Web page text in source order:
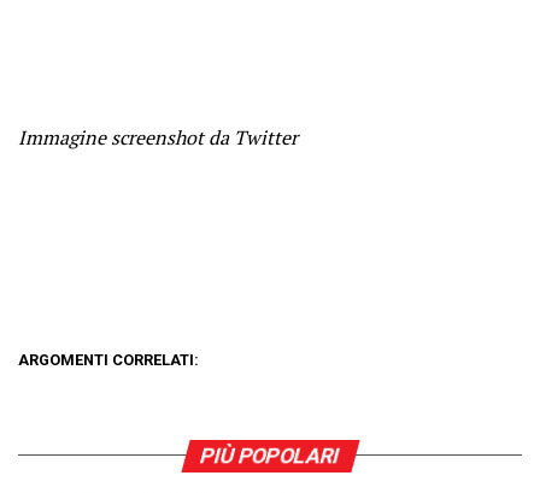
Immagine screenshot da Twitter
ARGOMENTI CORRELATI:
PIÙ POPOLARI